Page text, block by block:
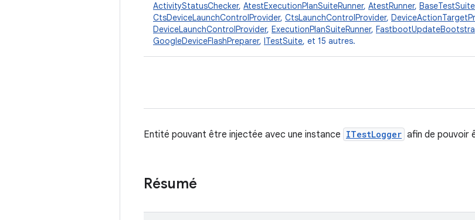
ActivityStatusChecker, AtestExecutionPlanSuiteRunner, AtestRunner, BaseTestSuite
CtsDeviceLaunchControlProvider, CtsLaunchControlProvider,
DeviceLaunchControlProvider, ExecutionPlanSuiteRunner,
GoogleDeviceFlashPreparer, ITestSuite, et 15 autres.
Entité pouvant être injectée avec une instance ITestLogger afin de pouvoir
Résumé